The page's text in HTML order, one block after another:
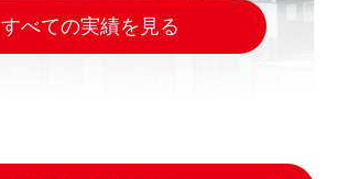
すべての実績を見る